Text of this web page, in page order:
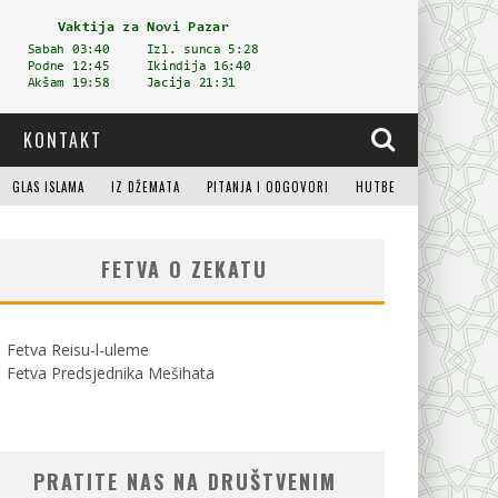
KONTAKT
GLAS ISLAMA IZ DŽEMATA PITANJA I ODGOVORI HUTBE
FETVA O ZEKATU
Fetva Reisu-l-uleme
Fetva Predsjednika Mešihata
PRATITE NAS NA DRUŠTVENIM